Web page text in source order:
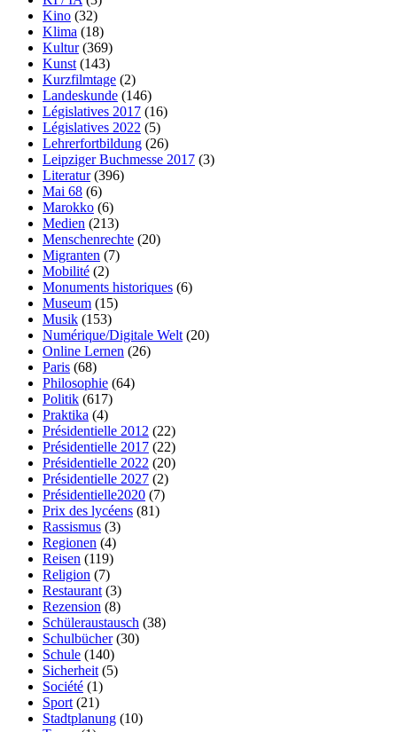
Kino (32)
Klima (18)
Kultur(369)
Kunst (143)
Kurzfilmtage (2)
Landeskunde (146)
Législatives 2017 (16)
Législatives 2022 (5)
Lehrerfortbildung (26)
Leipziger Buchmesse 2017 (3)
Literatur(396)
Mai 68 (6)
Marokko (6)
Medien (213)
Menschenrechte (20)
Migranten (7)
Mobilité (2)
Monuments historiques (6)
Museum (15)
Musik (153)
Numérique/Digitale Welt (20)
Online Lernen (26)
Paris (68)
Philosophie (64)
Politik (617)
Praktika (4)
Présidentielle 2012 (22)
Présidentielle 2017 (22)
Présidentielle 2022 (20)
Présidentielle 2027 (2)
Présidentielle2020 (7)
Prix des lycéens (81)
Rassismus (3)
Regionen (4)
Reisen (119)
Religion (7)
Restaurant (3)
Rezension (8)
Schüleraustausch (38)
Schulbücher(30)
Schule (140)
Sicherheit (5)
Société (1)
Sport (21)
Stadtplanung (10)